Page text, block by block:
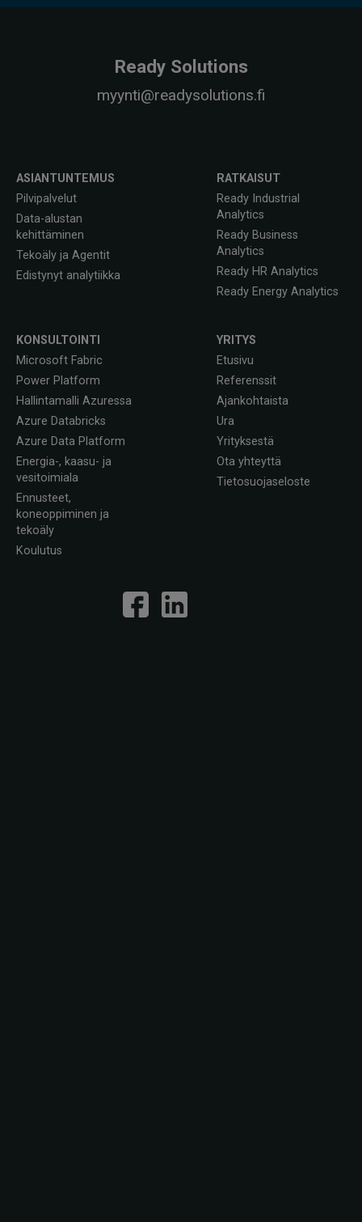
Ready Solutions
myynti@readysolutions.fi
ASIANTUNTEMUS
Pilvipalvelut
Data-alustan
kehittäminen
Tekoäly ja Agentit
Edistynyt analytiikka
RATKAISUT
Ready Industrial
Analytics
Ready Business
Analytics
Ready HR Analytics
Ready Energy Analytics
KONSULTOINTI
Microsoft Fabric
Power Platform
Hallintamalli Azuressa
Azure Databricks
Azure Data Platform
Energia-, kaasu- ja
vesitoimiala
Ennusteet,
koneoppiminen ja
tekoäly
Koulutus
YRITYS
Etusivu
Referenssit
Ajankohtaista
Ura
Yrityksestä
Ota yhteyttä
Tietosuojaseloste